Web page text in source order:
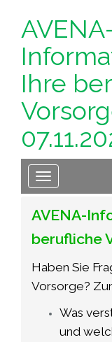
Ihre
Toggle
AVENA-
berufliche
Haben Sie
Vorsorge?
Was
und